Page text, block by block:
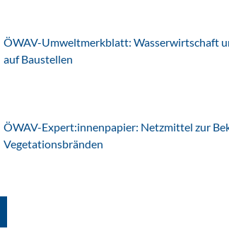
ÖWAV-Umweltmerkblatt: Wasserwirtschaft
auf Baustellen
ÖWAV-Expert:innenpapier: Netzmittel zur
Vegetationsbränden